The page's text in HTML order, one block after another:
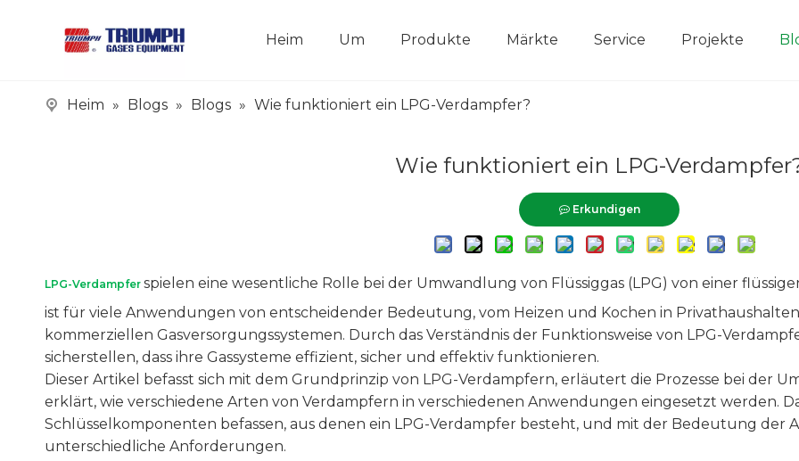
Heim Um Produkte Märkte Service Projekte
Heim » Blogs » Blogs » Wie funktioniert ein LPG-Verdampfer?
Wie funktioniert ein LPG-
Erkundigen
LPG-Verdampfer spielen eine wesentliche Rolle bei der Umwandlung von Flüssiggas (LPG) von einer
ist für viele Anwendungen von entscheidender Bedeutung, vom Heizen und Kochen in
kommerziellen Gasversorgungssystemen. Durch das Verständnis der Funktionsweise von LPG-
sicherstellen, dass ihre Gassysteme effizient, sicher und effektiv funktionieren.
Dieser Artikel befasst sich mit dem Grundprinzip von LPG-Verdampfern, erläutert die Prozesse bei der
erklärt, wie verschiedene Arten von Verdampfern in verschiedenen Anwendungen eingesetzt werden.
Schlüsselkomponenten befassen, aus denen ein LPG-Verdampfer besteht, und mit der Bedeutung der
unterschiedliche Anforderungen.